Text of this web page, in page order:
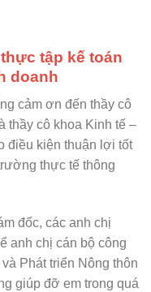
tập kế toán
doanh
cảm ơn đến thầy cô
thầy cô khoa Kinh tế –
điều kiện thuận lợi tốt
thực tế thông
đốc, các anh chị
anh chị cán bộ công
Phát triển Nông thôn
giúp đỡ em trong quá